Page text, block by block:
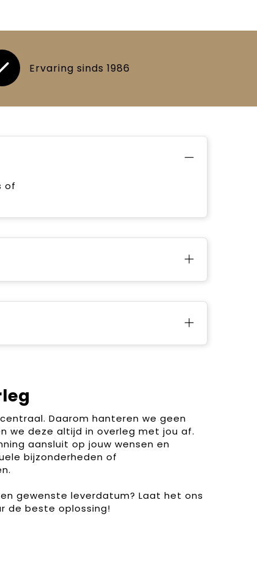
Ervaring sinds 1986
of
Daarom hanteren we geen
we deze altijd in overleg met jou af.
aansluit op jouw wensen en
bijzonderheden of
gewenste leverdatum? Laat het ons
de beste oplossing!